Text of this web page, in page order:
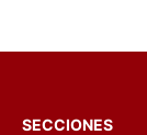
SECCIONES